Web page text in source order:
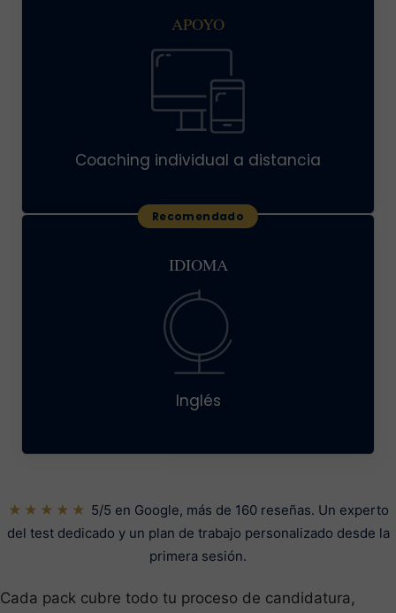
APOYO
Coaching individual a distancia
IDIOMA
Inglés
★★★★★ 5/5 en Google, más de 160 reseñas. Un experto
del test dedicado y un plan de trabajo personalizado desde la
primera sesión.
Cada pack cubre todo tu proceso de candidatura,